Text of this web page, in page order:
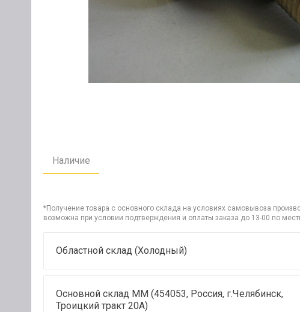
Наличие
*Получение товара с основного склада на условиях самовывоза
возможна при условии подтверждения и оплаты заказа до 13-00 по
Областной склад (Холодный)
Основной склад ММ (454053, Россия, г.Челябинск,
Троицкий тракт 20А)